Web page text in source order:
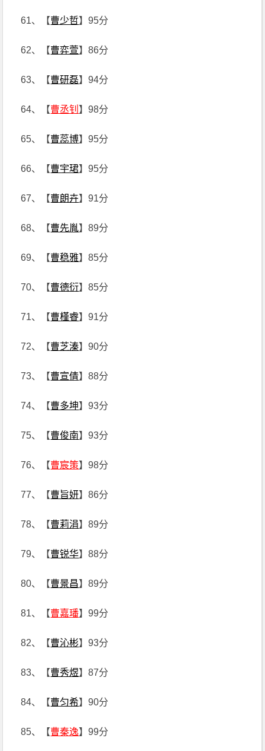
61、【曹少哲】95分
62、【曹弈萱】86分
63、【曹研磊】94分
64、【曹丞钊 】98分
65、【曹蕊博】95分
66、【曹宇珺】95分
67、【曹朗卉】91分
68、【曹先胤】89分
69、【曹稳雅】85分
70、【曹德衍】85分
71、【曹槿睿】91分
72、【曹芝溱】90分
73、【曹宣倩】88分
74、【曹多坤】93分
75、【曹俊南】93分
76、【曹宸策】98分
77、【曹旨妍】86分
78、【曹莉涓】89分
79、【曹锐华】88分
80、【曹景昌】89分
81、【曹嘉璠】99分
82、【曹沁彬】93分
83、【曹秀煜】87分
84、【曹匀希】90分
85、【曹秦逸】99分